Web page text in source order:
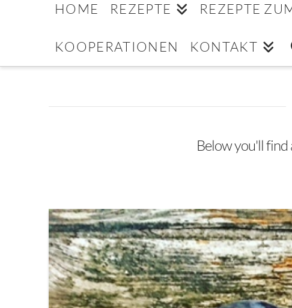
HOME REZEPTE REZEPTE
KOOPERATIONEN KONTAKT
Below you'll find